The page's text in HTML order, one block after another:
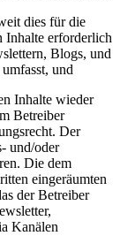
dies für die
Inhalte erforderlich
Blogs, und
umfasst, und
Inhalte wieder
Betreiber
Der
und/oder
Die dem
eingeräumten
der Betreiber
Kanälen